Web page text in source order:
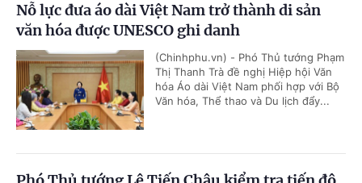
Nỗ lực đưa áo dài Việt Nam trở thành di sản
văn hóa được UNESCO ghi danh
(Chinhphu.vn) - Phó Thủ tướng Phạm
Thị Thanh Trà đề nghị Hiệp hội Văn
hóa Áo dài Việt Nam phối hợp với Bộ
Văn hóa, Thể thao và Du lịch đẩy...